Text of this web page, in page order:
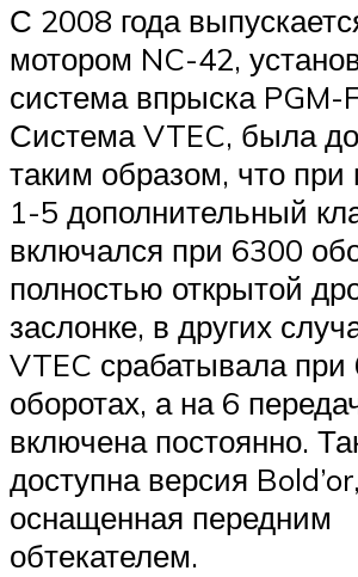
С 2008 года
мотором NC-42,
система впрыска PGM-
Система VTEC, была
таким образом, что при
1-5 дополнительный
включался при 6300
полностью открытой
заслонке, в других
VTEC срабатывала при
оборотах, а на 6
включена постоянно.
доступна версия Bold’or,
оснащенная передним
обтекателем.